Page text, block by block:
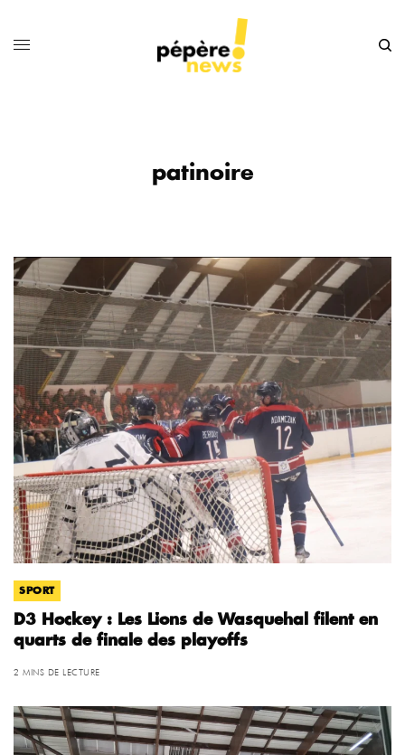
patinoire
SPORT
D3 Hockey : Les Lions de Wasquehal filent en
quarts de finale des playoffs
2 MINS DE LECTURE